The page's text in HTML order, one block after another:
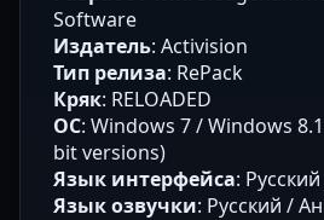
Software
Издатель: Activision
Тип релиза: RePack
Кряк: RELOADED
ОС: Windows 7 / Windows
bit versions)
Язык интерфейса:
Язык озвучки: Русский /